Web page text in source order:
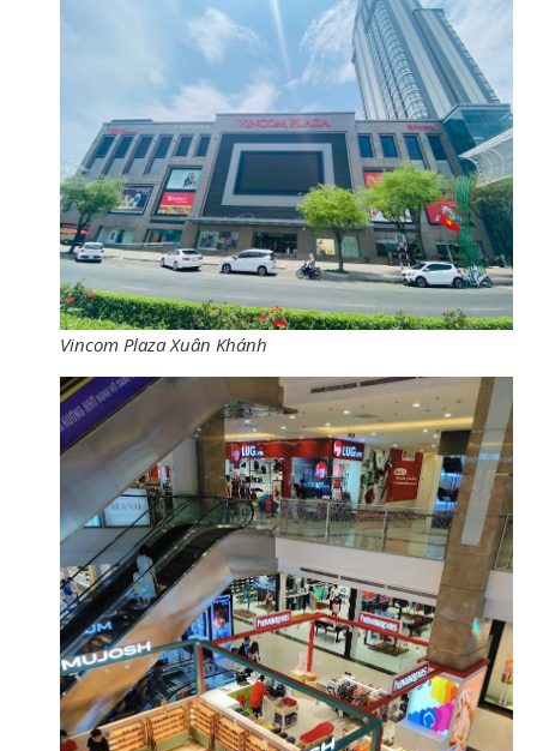
Vincom Plaza Xuân Khánh